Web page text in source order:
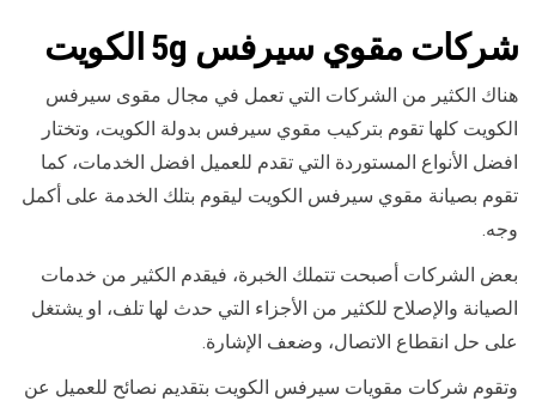
شركات مقوي سيرفس 5g الكويت
هناك الكثير من الشركات التي تعمل في مجال مقوى سيرفس
الكويت كلها تقوم بتركيب مقوي سيرفس بدولة الكويت، وتختار
افضل الأنواع المستوردة التي تقدم للعميل افضل الخدمات، كما
تقوم بصيانة مقوي سيرفس الكويت ليقوم بتلك الخدمة على أكمل
وجه.
بعض الشركات أصبحت تتملك الخبرة، فيقدم الكثير من خدمات
الصيانة والإصلاح للكثير من الأجزاء التي حدث لها تلف، او يشتغل
على حل انقطاع الاتصال، وضعف الإشارة.
وتقوم شركات مقويات سيرفس الكويت بتقديم نصائح للعميل عن